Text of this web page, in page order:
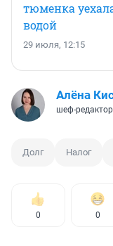
тюменка
водой
29 июля, 12:15
Алёна
шеф-редактор
Долг Налог
0 0